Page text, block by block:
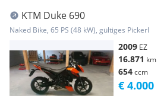
KTM Duke 690
Naked Bike, 65 PS (48 kW), gültiges Pickerl
2009 EZ
16.871 km
654ccm
€ 4.000